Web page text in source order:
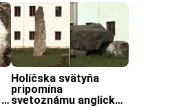
Holíčska svätyňa
pripomína
svetoznámu anglickú